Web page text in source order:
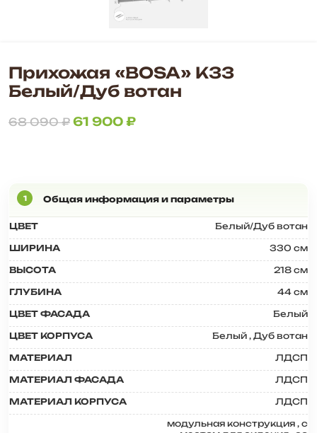
Прихожая «BOSA» К33
Белый/Дуб вотан
68 090₽ 61 900₽
ЦВЕТ Белый/Дуб вотан
ШИРИНА 330 см
ВЫСОТА 218 см
ГЛУБИНА 44 см
ЦВЕТ ФАСАДА Белый
ЦВЕТ КОРПУСА Белый , Дуб вотан
МАТЕРИАЛ ЛДСП
МАТЕРИАЛ ФАСАДА ЛДСП
МАТЕРИАЛ КОРПУСА ЛДСП
модульная конструкция , с